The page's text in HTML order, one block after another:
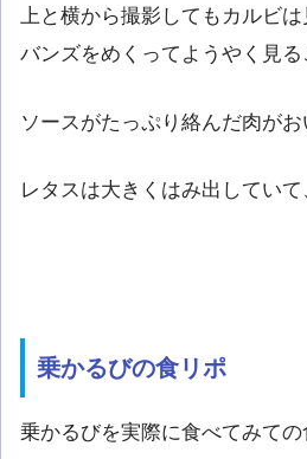
上と横から撮影してもカルビは
バンズをめくってようやく見る
ソースがたっぷり絡んだ肉がお
レタスは大きくはみ出していて
乗かるびの食リポ
乗かるびを実際に食べてみての